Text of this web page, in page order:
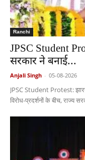
Ranchi
JPSC Student
सरकार ने बनाई...
Anjali Singh - 05-08-2026
JPSC Student Protest:
विरोध-प्रदर्शनों के बीच, राज्य